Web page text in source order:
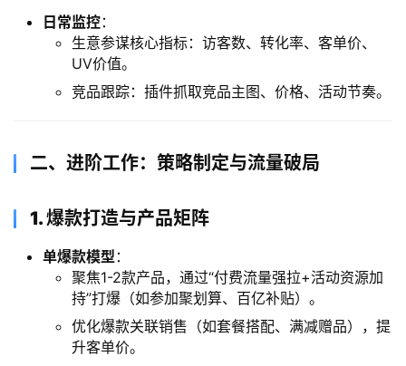
日常监控：
生意参谋核心指标：访客数、转化率、客单价、
UV价值。
竞品跟踪：插件抓取竞品主图、价格、活动节奏。
​二、进阶工作：策略制定与流量破局
​1. 爆款打造与产品矩阵
单爆款模型：
聚焦1-2款产品，通过“付费流量强拉+活动资源加
持”打爆（如参加聚划算、百亿补贴）。
优化爆款关联销售（如套餐搭配、满减赠品），提
升客单价。